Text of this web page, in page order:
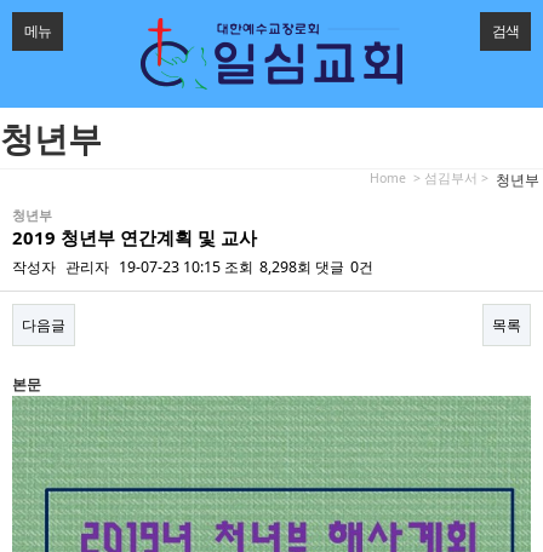
메뉴 검색
청년부
청년부
> 섬김부서 >
Home
청년부
2019 청년부 연간계획 및 교사
작성자 관리자 19-07-23 10:15 조회 8,298회 댓글 0건
다음글 목록
본문